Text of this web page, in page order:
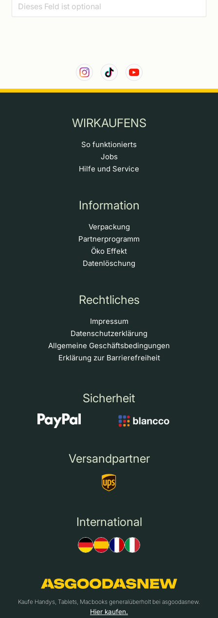
WIRKAUFENS
So funktionierts
Jobs
Hilfe und Service
Information
Verpackung
Partnerprogramm
Öko Effekt
Datenlöschung
Rechtliches
Impressum
Datenschutzerklärung
Allgemeine Geschäftsbedingungen
Erklärung zur Barrierefreiheit
Sicherheit
Versandpartner
International
Kaufe Handys, Tablets, Macbooks generalüberholt bei asgoodasnew.
Hier kaufen.